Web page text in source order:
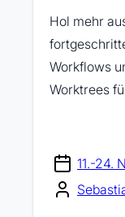
Hol mehr
Workflows
Worktrees
11.-24.